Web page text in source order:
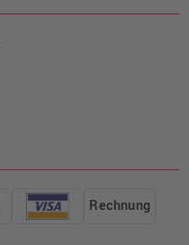
Rechnung